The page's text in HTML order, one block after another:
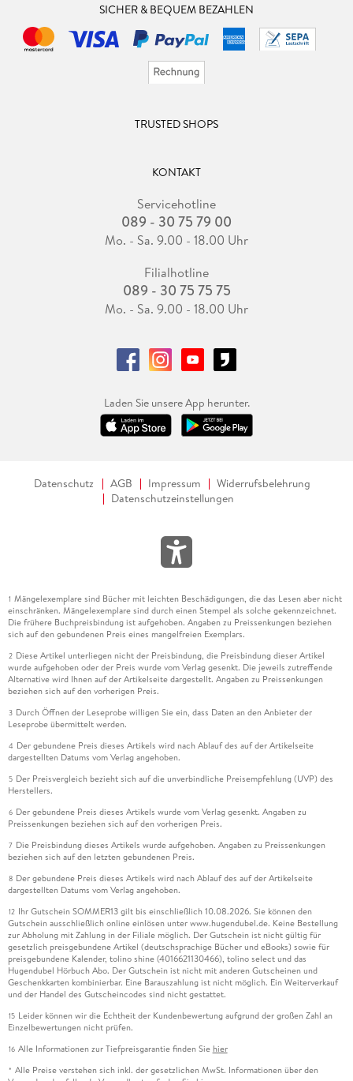
SICHER & BEQUEM BEZAHLEN
TRUSTED SHOPS
KONTAKT
Servicehotline
089 - 30 75 79 00
Mo. - Sa. 9.00 - 18.00 Uhr
Filialhotline
089 - 30 75 75 75
Mo. - Sa. 9.00 - 18.00 Uhr
Laden Sie unsere App herunter.
Datenschutz AGB Impressum
Widerrufsbelehrung
Datenschutzeinstellungen
1 Mängelexemplare sind Bücher mit leichten Beschädigungen, die das Lesen aber nicht
einschränken. Mängelexemplare sind durch einen Stempel als solche gekennzeichnet.
Die frühere Buchpreisbindung ist aufgehoben. Angaben zu Preissenkungen beziehen
sich auf den gebundenen Preis eines mangelfreien Exemplars.
2 Diese Artikel unterliegen nicht der Preisbindung, die Preisbindung dieser Artikel
wurde aufgehoben oder der Preis wurde vom Verlag gesenkt. Die jeweils zutreffende
Alternative wird Ihnen auf der Artikelseite dargestellt. Angaben zu Preissenkungen
beziehen sich auf den vorherigen Preis.
3 Durch Öffnen der Leseprobe willigen Sie ein, dass Daten an den Anbieter der
Leseprobe übermittelt werden.
4 Der gebundene Preis dieses Artikels wird nach Ablauf des auf der Artikelseite
dargestellten Datums vom Verlag angehoben.
5 Der Preisvergleich bezieht sich auf die unverbindliche Preisempfehlung (UVP) des
Herstellers.
6 Der gebundene Preis dieses Artikels wurde vom Verlag gesenkt. Angaben zu
Preissenkungen beziehen sich auf den vorherigen Preis.
7 Die Preisbindung dieses Artikels wurde aufgehoben. Angaben zu Preissenkungen
beziehen sich auf den letzten gebundenen Preis.
8 Der gebundene Preis dieses Artikels wird nach Ablauf des auf der Artikelseite
dargestellten Datums vom Verlag angehoben.
12 Ihr Gutschein SOMMER13 gilt bis einschließlich 10.08.2026. Sie können den
Gutschein ausschließlich online einlösen unter www.hugendubel.de. Keine Bestellung
zur Abholung mit Zahlung in der Filiale möglich. Der Gutschein ist nicht gültig für
gesetzlich preisgebundene Artikel (deutschsprachige Bücher und eBooks) sowie für
preisgebundene Kalender, tolino shine (4016621130466), tolino select und das
Hugendubel Hörbuch Abo. Der Gutschein ist nicht mit anderen Gutscheinen und
Geschenkkarten kombinierbar. Eine Barauszahlung ist nicht möglich. Ein Weiterverkauf
und der Handel des Gutscheincodes sind nicht gestattet.
15 Leider können wir die Echtheit der Kundenbewertung aufgrund der großen Zahl an
Einzelbewertungen nicht prüfen.
16 Alle Informationen zur Tiefpreisgarantie finden Sie hier
* Alle Preise verstehen sich inkl. der gesetzlichen MwSt. Informationen über den